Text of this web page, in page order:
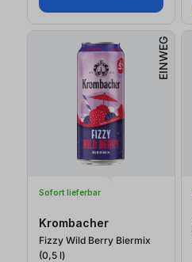
EINWEG
Sofort lieferbar
Krombacher
Fizzy Wild Berry Biermix
(0,5 l)